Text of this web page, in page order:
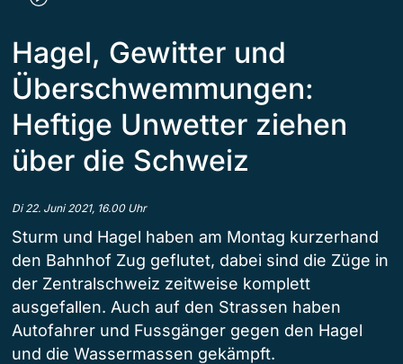
Hagel, Gewitter und
Überschwemmungen:
Heftige Unwetter ziehen
über die Schweiz
Di 22. Juni 2021, 16.00 Uhr
Sturm und Hagel haben am Montag kurzerhand
den Bahnhof Zug geflutet, dabei sind die Züge in
der Zentralschweiz zeitweise komplett
ausgefallen. Auch auf den Strassen haben
Autofahrer und Fussgänger gegen den Hagel
und die Wassermassen gekämpft.